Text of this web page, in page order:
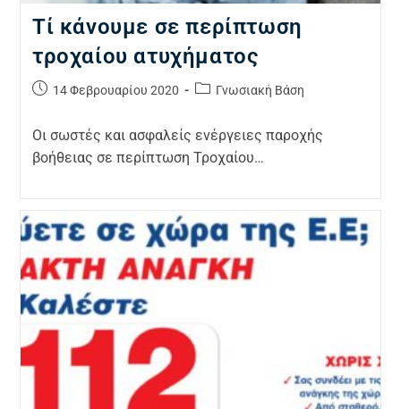
Τί κάνουμε σε περίπτωση
τροχαίου ατυχήματος
14 Φεβρουαρίου 2020 Γνωσιακή Βάση
Οι σωστές και ασφαλείς ενέργειες παροχής
βοήθειας σε περίπτωση Τροχαίου…